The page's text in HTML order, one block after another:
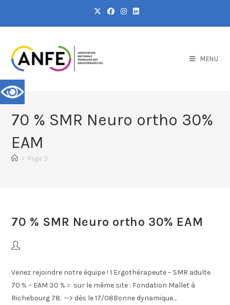
MENU
70 % SMR Neuro ortho 30%
EAM
> Page 3
70 % SMR Neuro ortho 30% EAM
Venez rejoindre notre équipe ! 1 Ergothérapeute – SMR adulte
70 % – EAM 30 % = sur le même site : Fondation Mallet à
Richebourg 78. --> dès le 17/08Bonne dynamique…